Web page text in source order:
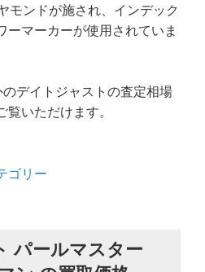
モンドが施され、インデック
ーマーカーが使用されていま
デイトジャストの査定相場
覧いただけます。
ゴリー
パールマスター